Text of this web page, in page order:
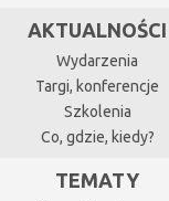
AKTUALNOŚCI
Wydarzenia
Targi, konferencje
Szkolenia
Co, gdzie, kiedy?
TEMATY